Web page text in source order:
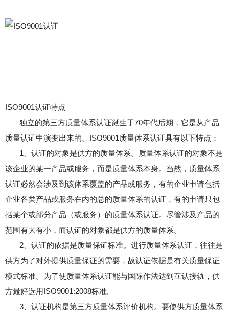
ISO9001认证特点
独立的第三方质量体系认证诞生于70年代后期，它是从产品
质量认证中演变出来的。ISO9001质量体系认证具有以下特点：
1、认证的对象是供方的质量体系。质量体系认证的对象不是
该企业的某一产品或服务，而是质量体系本身。当然，质量体系
认证必然会涉及到该体系覆盖的产品或服务，有的企业申请包括
企业各类产品或服务在内的总的质量体系的认证，有的申请只包
括某个或部分产品（或服务）的质量体系认证。尽管涉及产品的
范围有大有小，而认证的对象都是供方的质量体系。
2、认证的依据是质量保证标准。进行质量体系认证，往往是
供方为了对外提供质量保证的需要，故认证依据是有关质量保证
模式标准。为了使质量体系认证能与国际作法达到互认接轨，供
方最好选用ISO9001:2008标准。
3、认证机构是第三方质量体系评价机构。要使供方质量体系